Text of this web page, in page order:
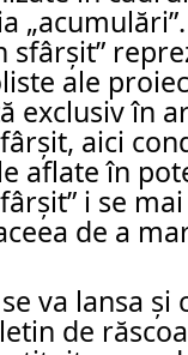
sfârșit”
ale
exclusiv în
aici
aflate în
i se
de a
va lansa și
de